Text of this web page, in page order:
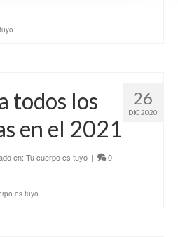
26
DIC 2020
todos los
en el 2021
en: Tu cuerpo es tuyo | 0
es tuyo